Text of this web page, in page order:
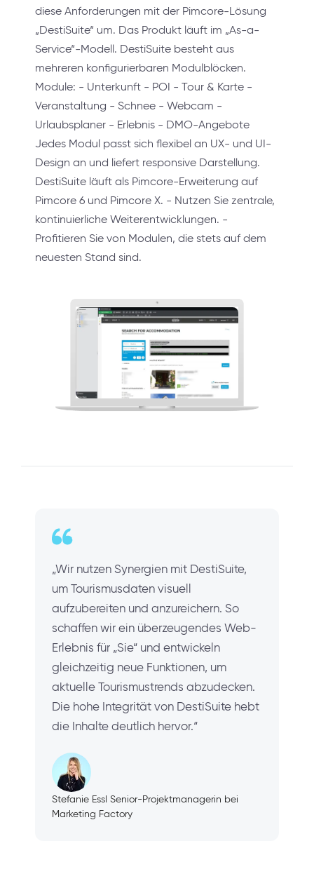
diese Anforderungen mit der Pimcore-Lösung
„DestiSuite“ um. Das Produkt läuft im „As-a-
Service“-Modell. DestiSuite besteht aus
mehreren konfigurierbaren Modulblöcken.
Module: - Unterkunft - POI - Tour & Karte -
Veranstaltung - Schnee - Webcam -
Urlaubsplaner - Erlebnis - DMO-Angebote
Jedes Modul passt sich flexibel an UX- und UI-
Design an und liefert responsive Darstellung.
DestiSuite läuft als Pimcore-Erweiterung auf
Pimcore 6 und Pimcore X. - Nutzen Sie zentrale,
kontinuierliche Weiterentwicklungen. -
Profitieren Sie von Modulen, die stets auf dem
neuesten Stand sind.
„Wir nutzen Synergien mit DestiSuite,
um Tourismusdaten visuell
aufzubereiten und anzureichern. So
schaffen wir ein überzeugendes Web-
Erlebnis für „Sie“ und entwickeln
gleichzeitig neue Funktionen, um
aktuelle Tourismustrends abzudecken.
Die hohe Integrität von DestiSuite hebt
die Inhalte deutlich hervor.“
Stefanie Essl Senior-Projektmanagerin bei
Marketing Factory